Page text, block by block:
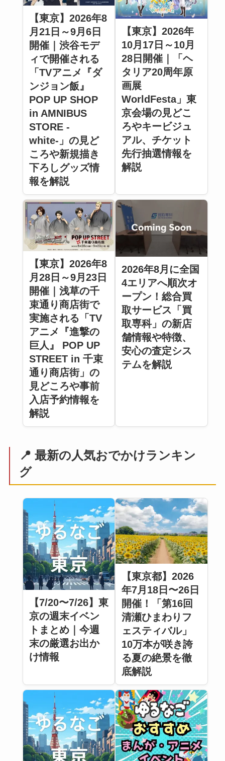
【東京】2026年8
月21日～9月6日
開催｜渋谷モデ
ィで開催される
「TVアニメ『ダ
ンジョン飯』
POP UP SHOP
in AMNIBUS
STORE -
white-」の見ど
ころや新規描き
下ろしグッズ情
報を解説
【東京】2026年
10月17日～10月
28日開催｜「ヘ
タリア20周年原
画展
WorldFesta」東
京会場の見どこ
ろやキービジュ
アル、チケット
先行抽選情報を
解説
【東京】2026年8
月28日～9月23日
開催｜浅草の千
束通り商店街で
実施される「TV
アニメ『進撃の
巨人』 POP UP
STREET in 千束
通り商店街」の
見どころや事前
入店予約情報を
解説
2026年8月に全国
4エリアへ順次オ
ープン！総合買
取サービス「買
取専科」の新店
舗情報や特徴、
安心の査定シス
テムを解説
📍 最新の人気おでかけランキン
グ
【7/20〜7/26】東
京の週末イベン
トまとめ｜今週
末の厳選お出か
け情報
【東京都】2026
年7月18日〜26日
開催！「第16回
清瀬ひまわりフ
ェスティバル」
10万本が咲き誇
る夏の絶景を徹
底解説